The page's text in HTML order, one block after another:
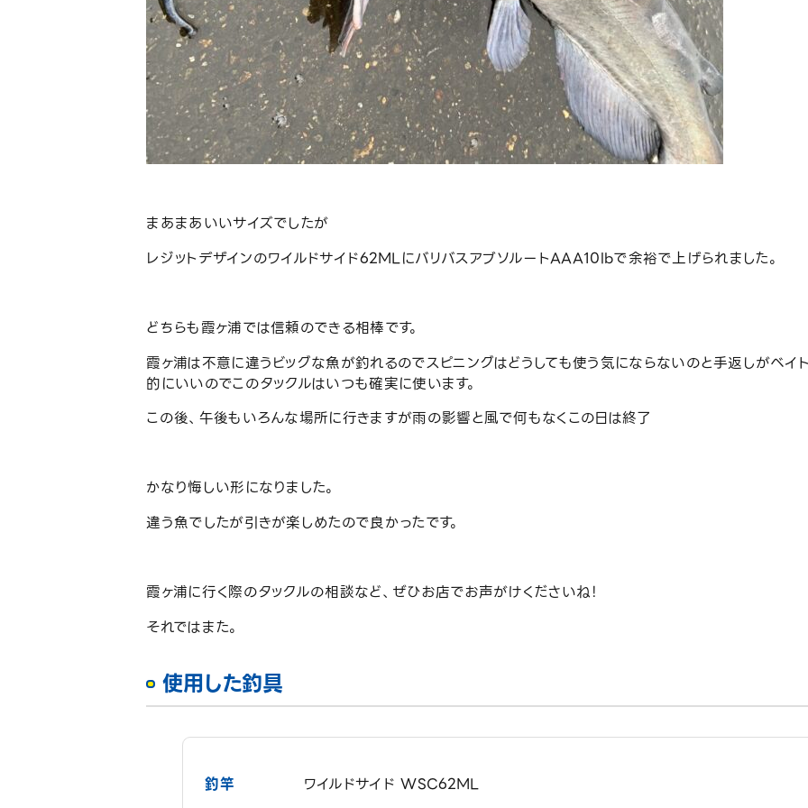
まあまあいいサイズでしたが
レジットデザインのワイルドサイド62MLにバリバスアブソルートAAA10lbで余裕で上げられました。
どちらも霞ヶ浦では信頼のできる相棒です。
霞ヶ浦は不意に違うビッグな魚が釣れるのでスピニングはどうしても使う気にならないのと手返しがベイ
的にいいのでこのタックルはいつも確実に使います。
この後、午後もいろんな場所に行きますが雨の影響と風で何もなくこの日は終了
かなり悔しい形になりました。
違う魚でしたが引きが楽しめたので良かったです。
霞ヶ浦に行く際のタックルの相談など、ぜひお店でお声がけくださいね！
それではまた。
使用した釣具
釣竿 ワイルドサイド WSC62ML